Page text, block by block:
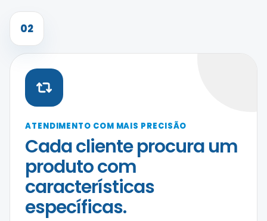
02
ATENDIMENTO COM MAIS PRECISÃO
Cada cliente procura um
produto com
características
específicas.